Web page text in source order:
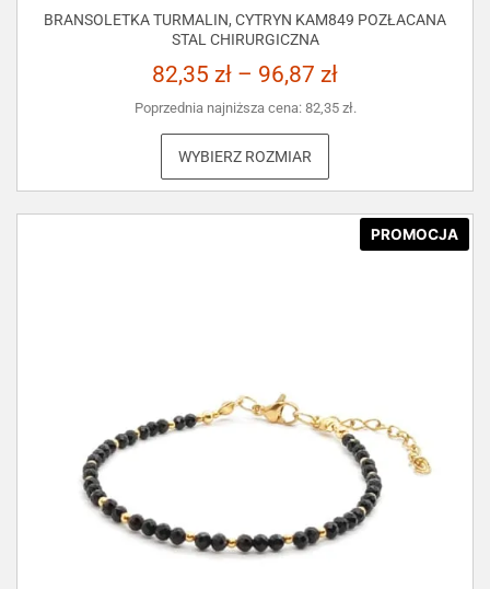
BRANSOLETKA TURMALIN, CYTRYN KAM849 POZŁACANA
STAL CHIRURGICZNA
82,35 zł – 96,87 zł
Poprzednia najniższa cena: 82,35 zł.
WYBIERZ ROZMIAR
PROMOCJA